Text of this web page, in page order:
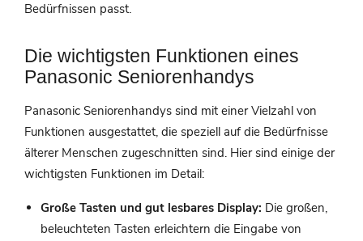
Bedürfnissen passt.
Die wichtigsten Funktionen eines
Panasonic Seniorenhandys
Panasonic Seniorenhandys sind mit einer Vielzahl von
Funktionen ausgestattet, die speziell auf die Bedürfnisse
älterer Menschen zugeschnitten sind. Hier sind einige der
wichtigsten Funktionen im Detail:
Große Tasten und gut lesbares Display: Die großen,
beleuchteten Tasten erleichtern die Eingabe von